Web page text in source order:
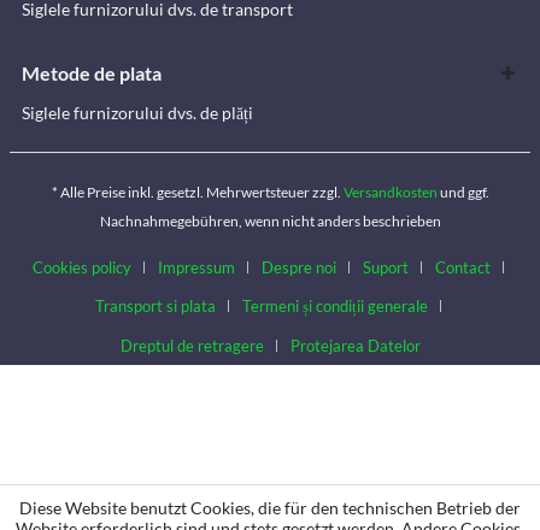
Siglele furnizorului dvs. de transport
Metode de plata
Siglele furnizorului dvs. de plăți
* Alle Preise inkl. gesetzl. Mehrwertsteuer zzgl. Versandkosten und ggf.
Nachnahmegebühren, wenn nicht anders beschrieben
Cookies policy Impressum Despre noi Suport
Contact
Transport si plata
Termeni și condiții generale
Dreptul de retragere Protejarea Datelor
Diese Website benutzt Cookies, die für den technischen Betrieb der